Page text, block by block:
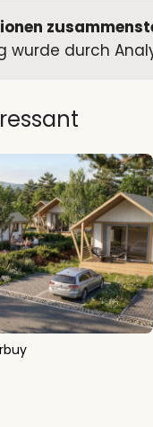
wurde durch